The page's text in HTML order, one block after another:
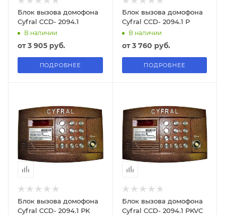
Блок вызова домофона
Cyfral CCD- 2094.1
В наличии
от3 905 руб.
ПОДРОБНЕЕ
Блок вызова домофона
Cyfral CCD- 2094.1 Р
В наличии
от3 760 руб.
ПОДРОБНЕЕ
Блок вызова домофона
Cyfral CCD- 2094.1 РK
Блок вызова домофона
Cyfral CCD- 2094.1 РKVC